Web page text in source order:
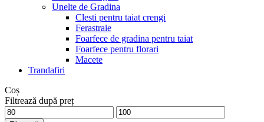
Unelte de Gradina
Clesti pentru taiat crengi
Ferastraie
Foarfece de gradina pentru taiat
Foarfece pentru florari
Macete
Trandafiri
Coș
Filtrează după preț
Preț
Preț